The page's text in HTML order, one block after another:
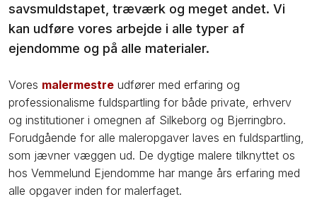
savsmuldstapet, træværk og meget andet. Vi
kan udføre vores arbejde i alle typer af
ejendomme og på alle materialer.
​Vores malermestre udfører med erfaring og
professionalisme fuldspartling for både private, erhverv
og institutioner i omegnen af Silkeborg og Bjerringbro.
Forudgående for alle maleropgaver laves en fuldspartling,
som jævner væggen ud. De dygtige malere tilknyttet os
hos Vemmelund Ejendomme har mange års erfaring med
alle opgaver inden for malerfaget.